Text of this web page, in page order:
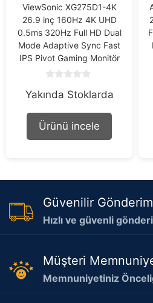
ViewSonic XG275D1-4K
26.9 inç 160Hz 4K UHD
0.5ms 320Hz Full HD Dual
Mode Adaptive Sync Fast
IPS Pivot Gaming Monitör
o
t
f
Yakında Stoklarda
Ürünü incele
Güvenilir Gönderim
Hızlı ve güvenli
Müşteri
Memnuniyetiniz